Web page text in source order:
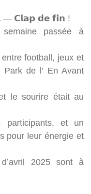
𝗖𝗹𝗮𝗽 𝗱𝗲 𝗳𝗶𝗻 !
passée à
football, jeux et
de l’ En Avant
le sourire était au
et un
pour leur énergie et
2025 sont à